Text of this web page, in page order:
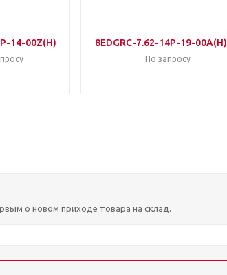
14-00Z(H) 8EDGRC-7.62-14P-19-00A(H)
По запросу
о новом приходе товара на склад.